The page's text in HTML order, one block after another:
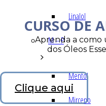
Linalol
M – P
Mentol
Mirceno
CURSO DE
Aprenda a como
dos Óleos
Clique aqui